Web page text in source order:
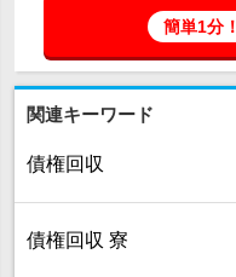
簡単1分！
関連キーワード
債権回収
債権回収 寮